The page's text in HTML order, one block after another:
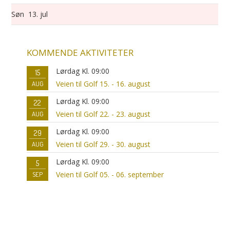
Søn 13. jul
KOMMENDE AKTIVITETER
15
AUG
Lørdag Kl. 09:00
Veien til Golf 15. - 16. august
22
AUG
Lørdag Kl. 09:00
Veien til Golf 22. - 23. august
29
AUG
Lørdag Kl. 09:00
Veien til Golf 29. - 30. august
5
SEP
Lørdag Kl. 09:00
Veien til Golf 05. - 06. september